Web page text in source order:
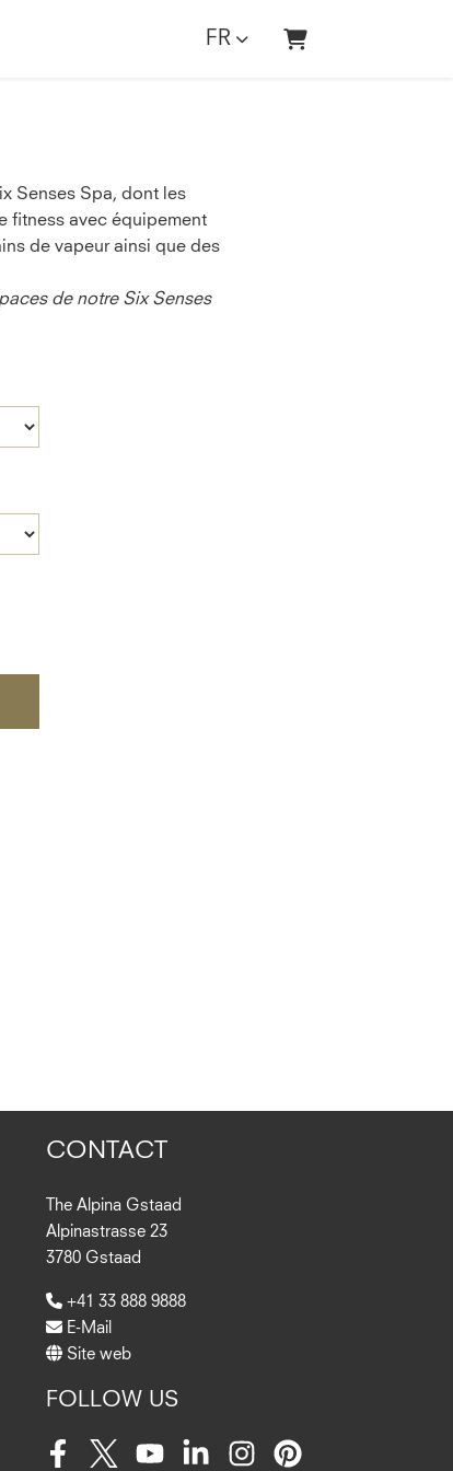
FR
Panier
Senses Spa, dont les
fitness avec équipement
de vapeur ainsi que des
de notre Six Senses
CONTACT
The Alpina Gstaad
Alpinastrasse 23
3780 Gstaad
+41 33 888 9888
E-Mail
Site web
FOLLOW US
FacebookTwitterYoutubeLinkedInInstagramPinterest